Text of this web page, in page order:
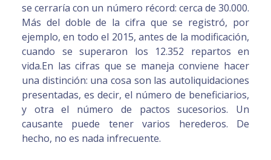
se cerraría con un número récord: cerca de 30.000.
Más del doble de la cifra que se registró, por
ejemplo, en todo el 2015, antes de la modificación,
cuando se superaron los 12.352 repartos en
vida.En las cifras que se maneja conviene hacer
una distinción: una cosa son las autoliquidaciones
presentadas, es decir, el número de beneficiarios,
y otra el número de pactos sucesorios. Un
causante puede tener varios herederos. De
hecho, no es nada infrecuente.